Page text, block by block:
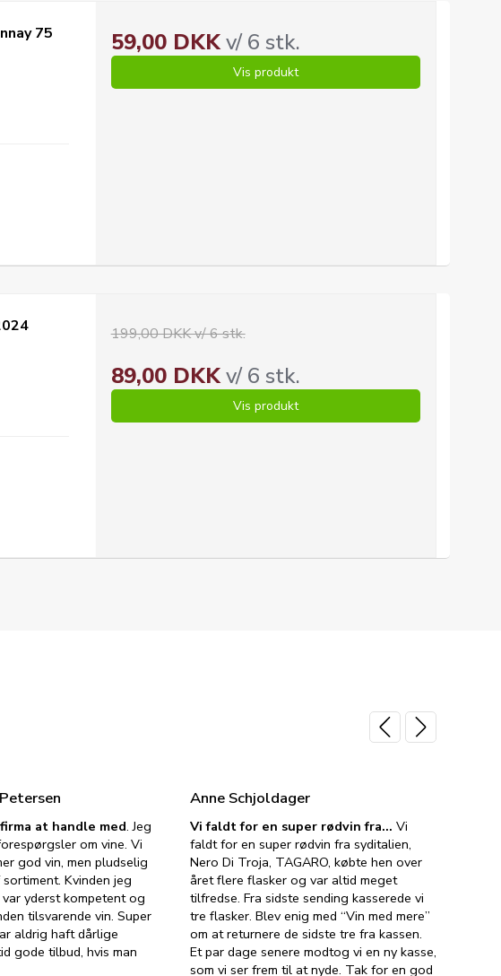
75
59,00 DKKv/ 6 stk.
Vis produkt
199,00 DKK v/ 6 stk.
89,00 DKKv/ 6 stk.
Vis produkt
at handle med. Jeg
om vine. Vi
god vin, men pludselig
Kvinden jeg
yderst kompetent og
tilsvarende vin. Super
aldrig haft dårlige
gode tilbud, hvis man
Anne Schjoldager
Vi faldt for en super rødvin fra… Vi
faldt for en super rødvin fra syditalien,
Nero Di Troja, TAGARO, købte hen over
året flere flasker og var altid meget
tilfredse. Fra sidste sending kasserede vi
tre flasker. Blev enig med “Vin med mere”
om at returnere de sidste tre fra kassen.
Et par dage senere modtog vi en ny kasse,
som vi ser frem til at nyde. Tak for en god